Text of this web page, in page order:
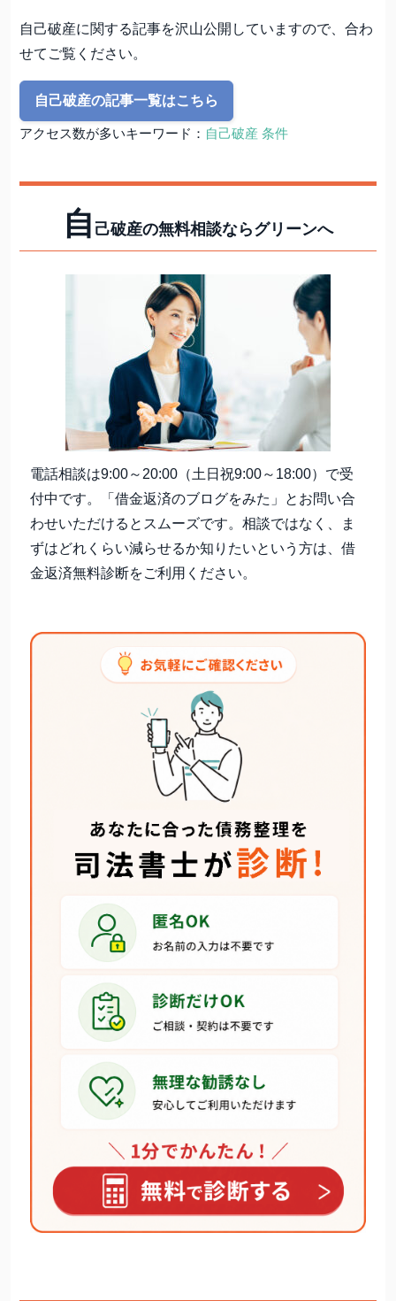
自己破産に関する記事を沢山公開していますので、合わ
せてご覧ください。
自己破産の記事一覧はこちら
アクセス数が多いキーワード： 自己破産 条件
自 己破産の無料相談ならグリーンへ
電話相談は9:00～20:00（土日祝9:00～18:00）で受
付中です。「借金返済のブログをみた」とお問い合
わせいただけるとスムーズです。相談ではなく、ま
ずはどれくらい減らせるか知りたいという方は、借
金返済無料診断をご利用ください。